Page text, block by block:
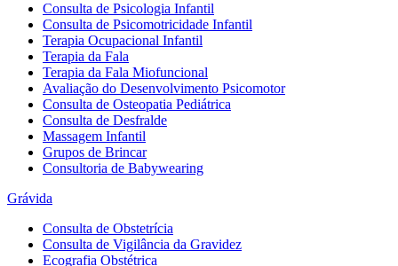
Consulta de Psicologia Infantil
Consulta de Psicomotricidade Infantil
Terapia Ocupacional Infantil
Terapia da Fala
Terapia da Fala Miofuncional
Avaliação do Desenvolvimento Psicomotor
Consulta de Osteopatia Pediátrica
Consulta de Desfralde
Massagem Infantil
Grupos de Brincar
Consultoria de Babywearing
Grávida
Consulta de Obstetrícia
Consulta de Vigilância da Gravidez
Ecografia Obstétrica